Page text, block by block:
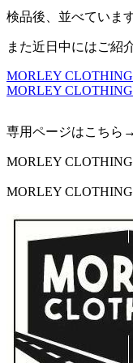
検品後、並べていま
また近日中にはご紹
MORLEY
MORLEY
専用ページはこちら→
MORLEY
MORLEY